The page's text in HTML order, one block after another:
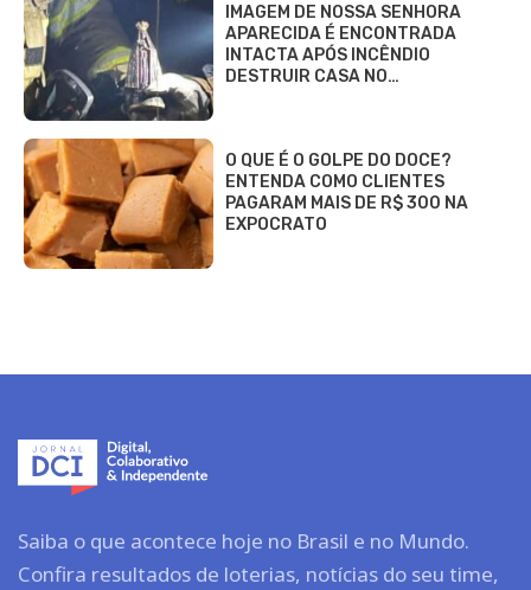
IMAGEM DE NOSSA SENHORA
APARECIDA É ENCONTRADA
INTACTA APÓS INCÊNDIO
DESTRUIR CASA NO…
O QUE É O GOLPE DO DOCE?
ENTENDA COMO CLIENTES
PAGARAM MAIS DE R$ 300 NA
EXPOCRATO
Saiba o que acontece hoje no Brasil e no Mundo.
Confira resultados de loterias, notícias do seu time,